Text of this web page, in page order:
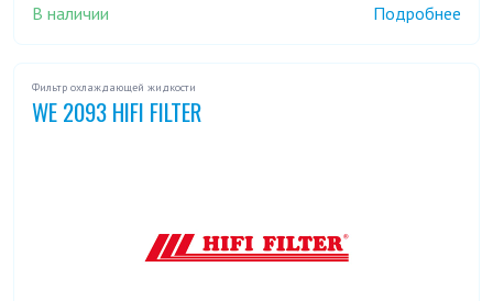
В наличии Подробнее
Фильтр охлаждающей жидкости
WE 2093 HIFI FILTER